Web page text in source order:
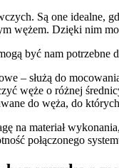
Są one idealne,
wężem. Dzięki nim
być nam potrzebne
– służą do
węże o różnej
do węża, do
na materiał
połączonego